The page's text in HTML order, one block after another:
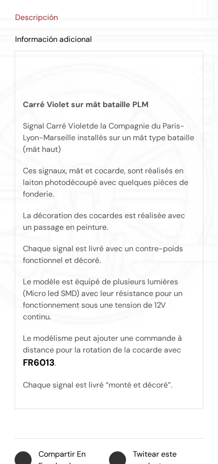
Descripción
Información adicional
Carré Violet sur mât bataille PLM
Signal Carré Violetde la Compagnie du Paris-
Lyon-Marseille installés sur un mât type bataille
(mât haut)
Ces signaux, mât et cocarde, sont réalisés en
laiton photodécoupé avec quelques pièces de
fonderie.
La décoration des cocardes est réalisée avec
un passage en peinture.
Chaque signal est livré avec un contre-poids
fonctionnel et décoré.
Le modèle est équipé de plusieurs lumières
(Micro led SMD) avec leur résistance pour un
fonctionnement sous une tension de 12V
continu.
Le modélisme peut ajouter une commande à
distance pour la rotation de la cocarde avec
FR6013.
Chaque signal est livré “monté et décoré”.
Compartir En
Twitear este